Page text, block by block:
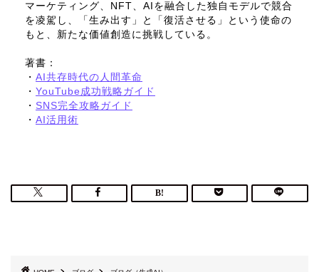
マーケティング、NFT、AIを融合した独自モデルで競合
を凌駕し、「生み出す」と「復活させる」という使命の
もと、新たな価値創造に挑戦している。
著書：
・ AI共存時代の人間革命
・ YouTube成功戦略ガイド
・ SNS完全攻略ガイド
・ AI活用術